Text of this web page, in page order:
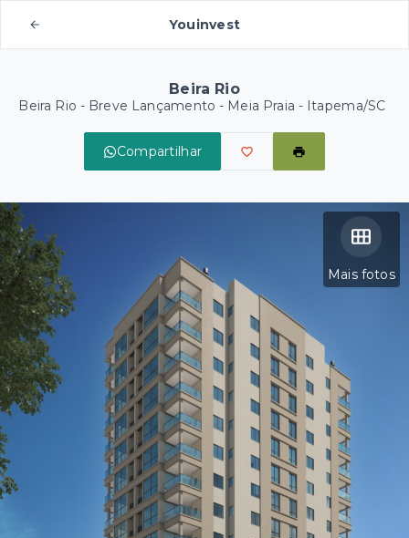
Youinvest
Beira Rio
Beira Rio - Breve Lançamento - Meia Praia - Itapema/SC
Compartilhar
Mais fotos